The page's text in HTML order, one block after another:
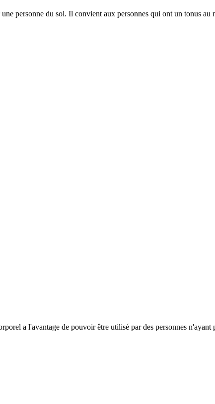
personne du sol. Il convient aux personnes qui ont un tonus
a l'avantage de pouvoir être utilisé par des personnes